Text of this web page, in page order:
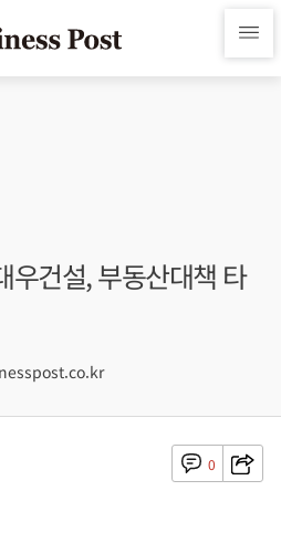
우건설, 부동산대책 타
0